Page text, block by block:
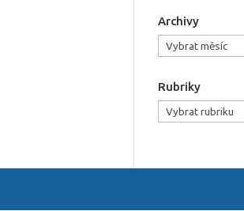
Archivy
Archivy
Rubriky
Rubriky